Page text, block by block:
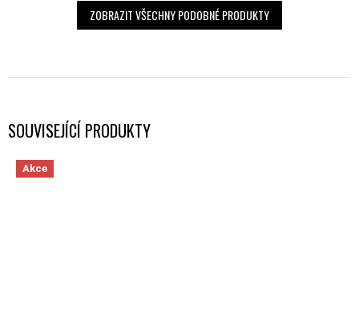
SOUVISEJÍCÍ PRODUKTY
Akce
ZOBRAZIT VŠECHNY PODOBNÉ PRODUKTY